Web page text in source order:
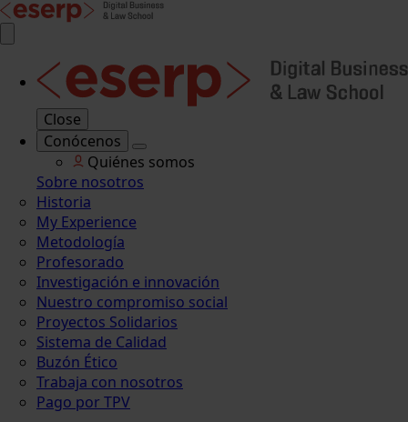
Close
Conócenos
Quiénes somos
Sobre nosotros
Historia
My Experience
Metodología
Profesorado
Investigación e innovación
Nuestro compromiso social
Proyectos Solidarios
Sistema de Calidad
Buzón Ético
Trabaja con nosotros
Pago por TPV